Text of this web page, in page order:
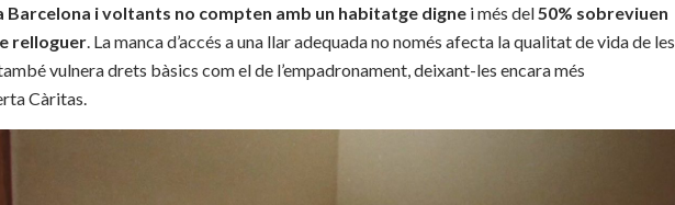
Barcelona i voltants no compten amb un habitatge digne i més del 50% sobreviuen
relloguer . La manca d’accés a una llar adequada no només afecta la qualitat de vida de les
vulnera drets bàsics com el de l’empadronament, deixant-les encara més
Càritas.